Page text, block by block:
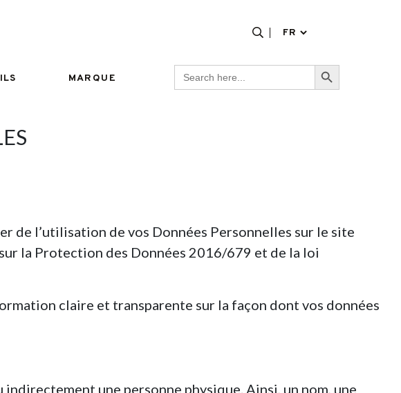
MARQUE
Search
for:
Search Button
de l’utilisation de vos Données Personnelles sur le site
la Protection des Données 2016/679 et de la loi
claire et transparente sur la façon dont vos données
une personne physique. Ainsi, un nom, une